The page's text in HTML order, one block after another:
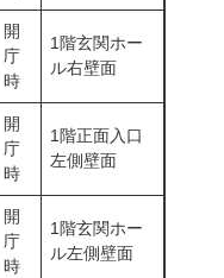
開
庁
時
1階玄関ホー
ル右壁面
開
庁
時
1階正面入口
左側壁面
開
庁
時
1階玄関ホー
ル左側壁面